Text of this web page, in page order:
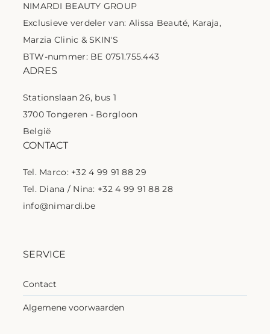
SERVICE
Contact
Algemene voorwaarden
NIMARDI BEAUTY GROUP
Exclusieve verdeler van: Alissa Beauté, Karaja,
Marzia Clinic & SKIN'S
BTW-nummer: BE 0751.755.443
ADRES
Stationslaan 26, bus 1
3700 Tongeren - Borgloon
België
CONTACT
Tel. Marco: +32 4 99 91 88 29
Tel. Diana / Nina: +32 4 99 91 88 28
info@nimardi.be